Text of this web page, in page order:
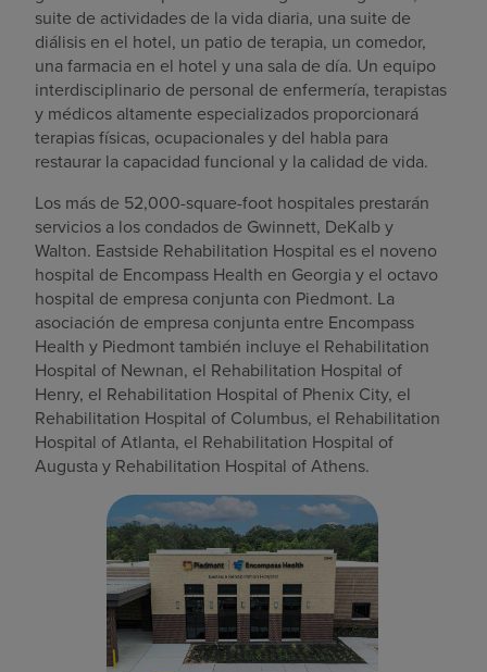
suite de actividades de la vida diaria, una suite de
diálisis en el hotel, un patio de terapia, un comedor,
una farmacia en el hotel y una sala de día. Un equipo
interdisciplinario de personal de enfermería, terapistas
y médicos altamente especializados proporcionará
terapias físicas, ocupacionales y del habla para
restaurar la capacidad funcional y la calidad de vida.
Los más de 52,000-square-foot hospitales prestarán
servicios a los condados de Gwinnett, DeKalb y
Walton. Eastside Rehabilitation Hospital es el noveno
hospital de Encompass Health en Georgia y el octavo
hospital de empresa conjunta con Piedmont. La
asociación de empresa conjunta entre Encompass
Health y Piedmont también incluye el Rehabilitation
Hospital of Newnan, el Rehabilitation Hospital of
Henry, el Rehabilitation Hospital of Phenix City, el
Rehabilitation Hospital of Columbus, el Rehabilitation
Hospital of Atlanta, el Rehabilitation Hospital of
Augusta y Rehabilitation Hospital of Athens.